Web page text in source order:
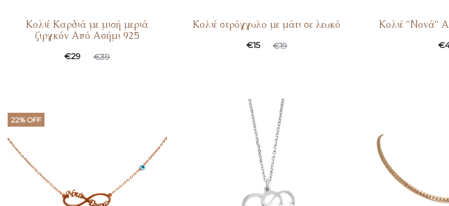
Κολιέ Καρδιά με μισή μεριά
ζιργκόν Από Ασήμι 925
€39
€29
Κολιέ στρόγγυλο με μάτι σε λευκό
€19
€15
Κολιέ ”Νονά”
€
22% OFF